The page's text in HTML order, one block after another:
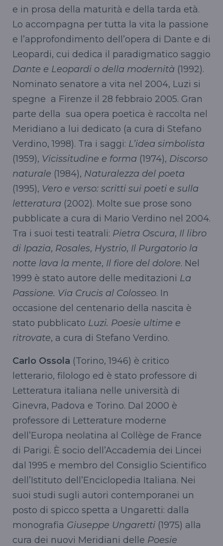
e in prosa della maturità e della tarda età.
Lo accompagna per tutta la vita la passione
e l’approfondimento dell’opera di Dante e di
Leopardi, cui dedica il paradigmatico saggio
Dante e Leopardi o della modernità (1992).
Nominato senatore a vita nel 2004, Luzi si
spegne a Firenze il 28 febbraio 2005. Gran
parte della sua opera poetica è raccolta nel
Meridiano a lui dedicato (a cura di Stefano
Verdino, 1998). Tra i saggi: L’idea simbolista
(1959), Vicissitudine e forma (1974), Discorso
naturale (1984), Naturalezza del poeta
(1995), Vero e verso: scritti sui poeti e sulla
letteratura (2002). Molte sue prose sono
pubblicate a cura di Mario Verdino nel 2004.
Tra i suoi testi teatrali: Pietra Oscura, Il libro
di Ipazia, Rosales, Hystrio, Il Purgatorio la
notte lava la mente, Il fiore del dolore. Nel
1999 è stato autore delle meditazioni La
Passione. Via Crucis al Colosseo. In
occasione del centenario della nascita è
stato pubblicato Luzi. Poesie ultime e
ritrovate, a cura di Stefano Verdino.
Carlo Ossola (Torino, 1946) è critico
letterario, filologo ed è stato professore di
Letteratura italiana nelle università di
Ginevra, Padova e Torino. Dal 2000 è
professore di Letterature moderne
dell’Europa neolatina al Collège de France
di Parigi. È socio dell’Accademia dei Lincei
dal 1995 e membro del Consiglio Scientifico
dell’Istituto dell’Enciclopedia Italiana. Nei
suoi studi sugli autori contemporanei un
posto di spicco spetta a Ungaretti: dalla
monografia Giuseppe Ungaretti (1975) alla
cura dei nuovi Meridiani delle Poesie